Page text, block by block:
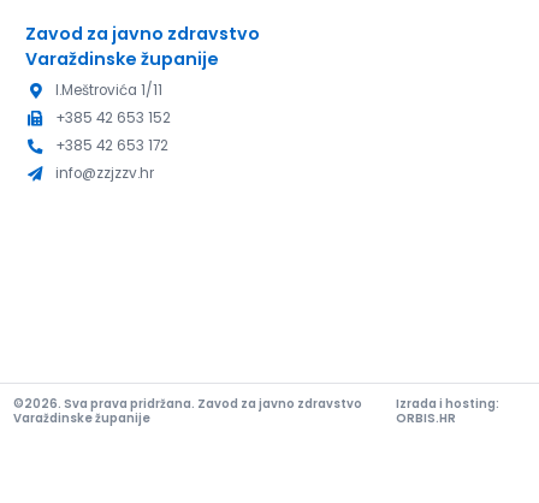
Zavod za javno zdravstvo
Varaždinske županije
I.Meštrovića 1/11
+385 42 653 152
+385 42 653 172
info@zzjzzv.hr
©2026. Sva prava pridržana. Zavod za javno zdravstvo
Varaždinske županije
Izrada i hosting:
ORBIS.HR